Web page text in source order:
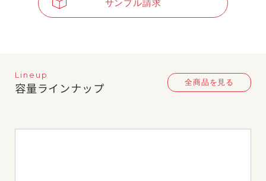
サンプル請求
Lineup
容量ラインナップ 全商品を見る